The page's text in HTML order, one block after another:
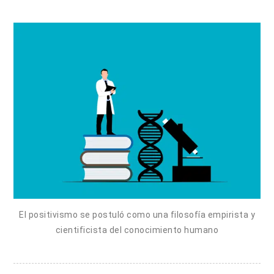
El positivismo se postuló como una filosofía empirista y
cientificista del conocimiento humano